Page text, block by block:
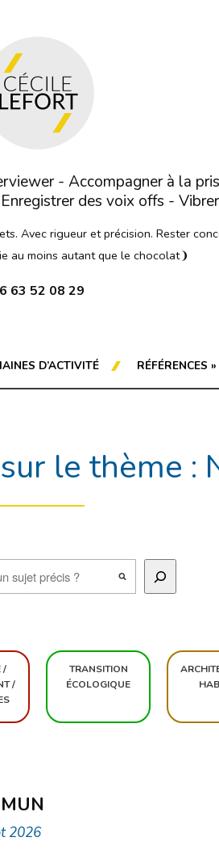
- Accompagner à la
des voix offs - Vibrer
Avec rigueur et précision. Rester
au moins autant que le chocolat❩
63 52 08 29
D’ACTIVITÉ RÉFÉRENCES »
le thème :
/
/
TRANSITION
ÉCOLOGIQUE
2026